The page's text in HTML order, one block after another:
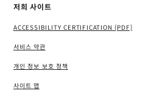
저희 사이트
ACCESSIBILITY CERTIFICATION (PDF)
서비스 약관
개인 정보 보호 정책
사이트 맵